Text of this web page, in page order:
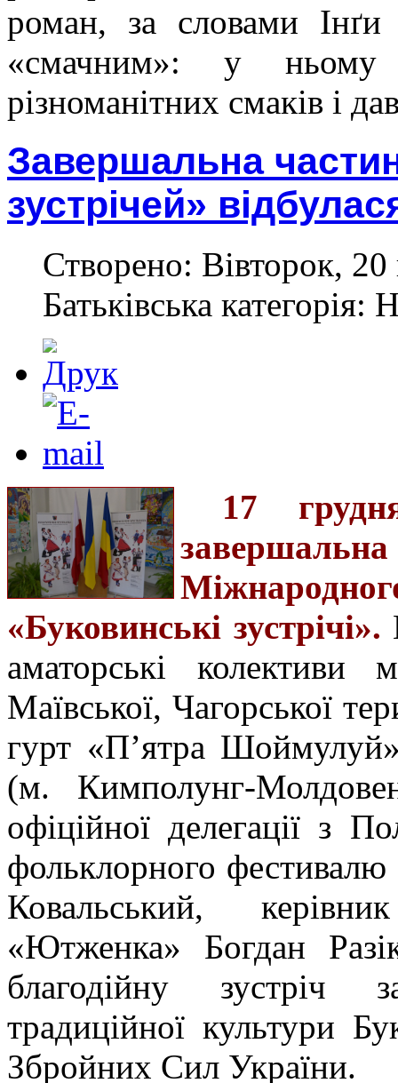
роман, за словами
«смачним»: у ньому
різноманітних смаків і
Завершальна
зустрічей»
Створено: Вівторок,
Батьківська категорія:
17
«Буковинські зустрічі».
аматорські колективи
Маївської, Чагорської
гурт «П’ятра
(м. Кимполунг-
офіційної делегації з
фольклорного фестивалю
Ковальський,
«Ютженка» Богдан
благодійну зустріч
традиційної культури
Збройних Сил України.